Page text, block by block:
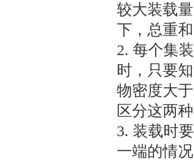
较大装载
下，总重
2. 每个集
时，只要
物密度大
区分这两
3. 装载时
一端的情